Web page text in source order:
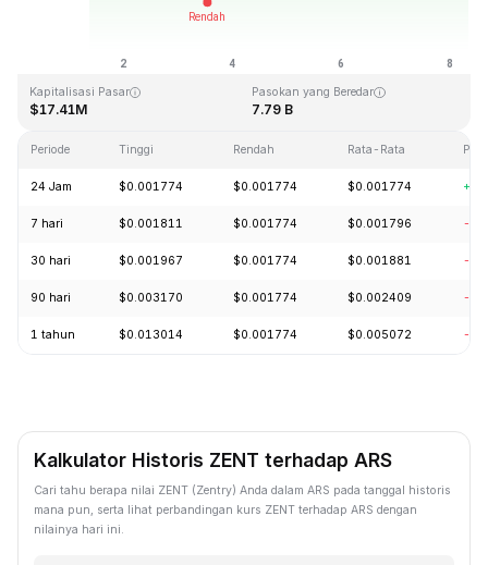
Terakhir Diperbarui: 2026-08-08, 08:14 GMT+0
Kapitalisasi Pasar
$17.41M
Pasokan yang Beredar
7.79 B
Periode Tinggi Rendah Rata-Rata
24 Jam $0.001774 $0.001774 $0.001774
7 hari $0.001811 $0.001774 $0.001796 -
30 hari $0.001967 $0.001774 $0.001881 -
90 hari $0.003170 $0.001774 $0.002409 -
1 tahun $0.013014 $0.001774 $0.005072 -
Kalkulator Historis ZENT terhadap ARS
Cari tahu berapa nilai ZENT (Zentry) Anda dalam ARS pada tanggal historis
mana pun, serta lihat perbandingan kurs ZENT terhadap ARS dengan
nilainya hari ini.